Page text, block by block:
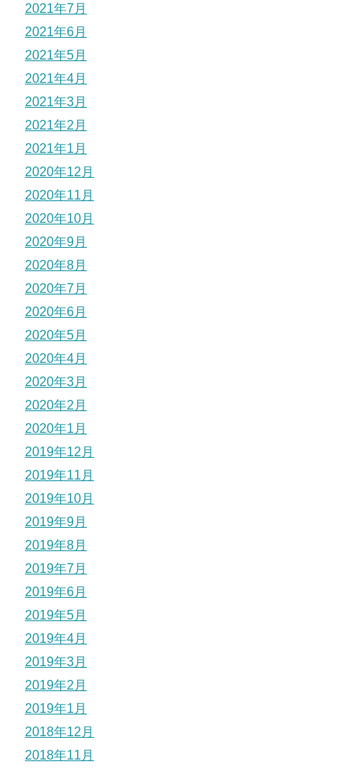
2021年7月
2021年6月
2021年5月
2021年4月
2021年3月
2021年2月
2021年1月
2020年12月
2020年11月
2020年10月
2020年9月
2020年8月
2020年7月
2020年6月
2020年5月
2020年4月
2020年3月
2020年2月
2020年1月
2019年12月
2019年11月
2019年10月
2019年9月
2019年8月
2019年7月
2019年6月
2019年5月
2019年4月
2019年3月
2019年2月
2019年1月
2018年12月
2018年11月